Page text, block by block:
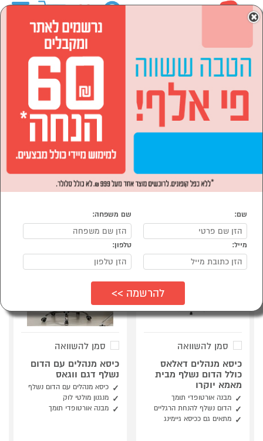
הסתר רשימת קטגוריות
כסאות מנהלים (16) כסאות כללי (2)
כסאות תלמיד (9)
הפופולרים ביותר
סמן להשוואה
כיסא מנהלים דאלאס
כולל הדום נשלף מבית
מאמא יוקרו
מבנה אורטופדי תומך
הדום נשלף להנחת הרגליים
מתאים גם ככיסא גיימינג
סמן להשוואה
כיסא מנהלים עם הדום
נשלף דגם ווגאס
כיסא מנהלים עם הדום נשלף
מנגנון מולטי לוק
מבנה אורטופדי תומך
×
שם: שם משפחה:
מייל: טלפון: